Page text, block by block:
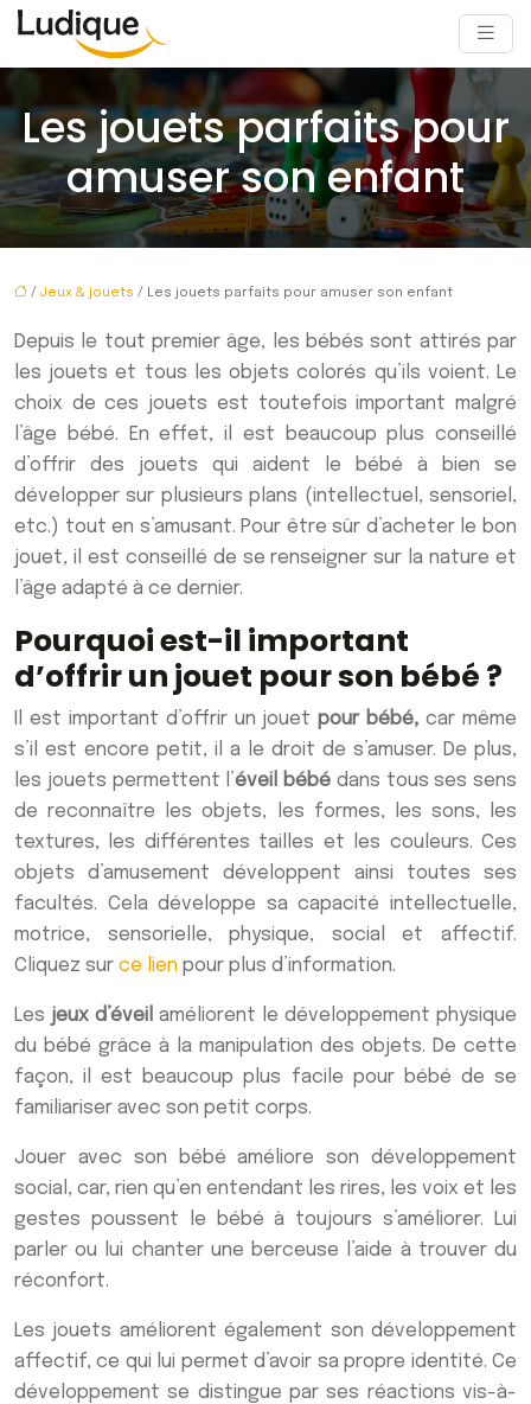
Les jouets parfaits pour
amuser son enfant
/ Jeux & jouets / Les jouets parfaits pour amuser son enfant
Depuis le tout premier âge, les bébés sont attirés par
les jouets et tous les objets colorés qu’ils voient. Le
choix de ces jouets est toutefois important malgré
l’âge bébé. En effet, il est beaucoup plus conseillé
d’offrir des jouets qui aident le bébé à bien se
développer sur plusieurs plans (intellectuel, sensoriel,
etc.) tout en s’amusant. Pour être sûr d’acheter le bon
jouet, il est conseillé de se renseigner sur la nature et
l’âge adapté à ce dernier.
Pourquoi est-il important
d’offrir un jouet pour son bébé ?
Il est important d’offrir un jouetpour bébé,car même
s’il est encore petit, il a le droit de s’amuser. De plus,
les jouets permettent l’éveil bébé dans tous ses sens
de reconnaître les objets, les formes, les sons, les
textures, les différentes tailles et les couleurs. Ces
objets d’amusement développent ainsi toutes ses
facultés. Cela développe sa capacité intellectuelle,
motrice, sensorielle, physique, social et affectif.
Cliquez sur ce lien pour plus d’information.
Les jeux d’éveil améliorent le développement physique
du bébé grâce à la manipulation des objets. De cette
façon, il est beaucoup plus facile pour bébé de se
familiariser avec son petit corps.
Jouer avec son bébé améliore son développement
social, car, rien qu’en entendant les rires, les voix et les
gestes poussent le bébé à toujours s’améliorer. Lui
parler ou lui chanter une berceuse l’aide à trouver du
réconfort.
Les jouets améliorent également son développement
affectif, ce qui lui permet d’avoir sa propre identité. Ce
développement se distingue par ses réactions vis-à-